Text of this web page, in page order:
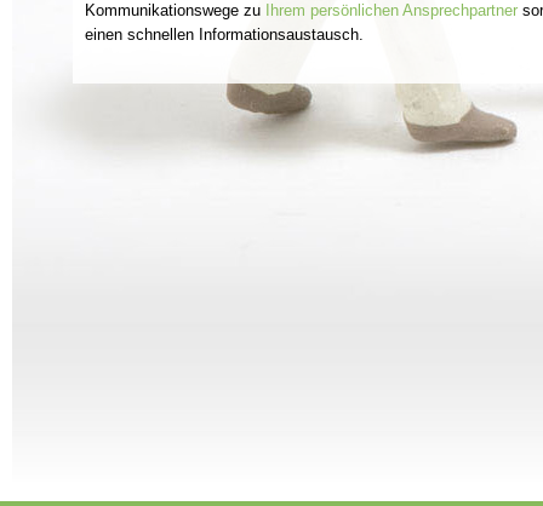
Kommunikationswege zu
Ihrem persönlichen Ansprechpartner
einen schnellen Informationsaustausch.